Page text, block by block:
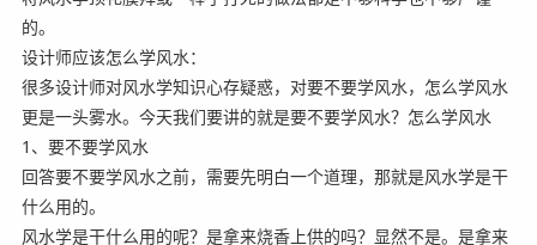
的。
设计师应该怎么学风水：
很多设计师对风水学知识心存疑惑，对要不要学风水，怎么学风水
更是一头雾水。今天我们要讲的就是要不要学风水？怎么学风水
1、要不要学风水
回答要不要学风水之前，需要先明白一个道理，那就是风水学是干
什么用的。
风水学是干什么用的呢？是拿来烧香上供的吗？显然不是。是拿来